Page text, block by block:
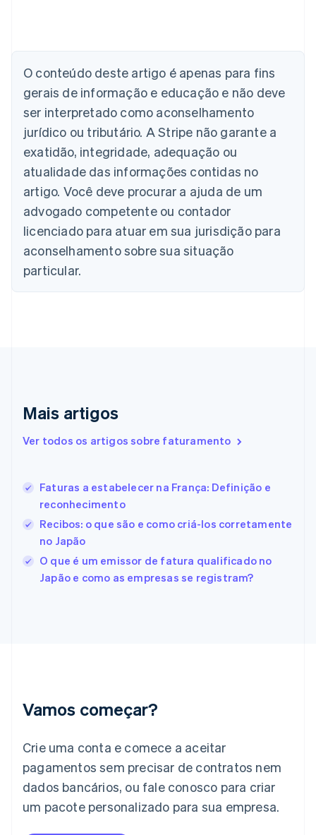
O conteúdo deste artigo é apenas para fins
gerais de informação e educação e não deve
ser interpretado como aconselhamento
jurídico ou tributário. A Stripe não garante a
exatidão, integridade, adequação ou
atualidade das informações contidas no
artigo. Você deve procurar a ajuda de um
advogado competente ou contador
licenciado para atuar em sua jurisdição para
aconselhamento sobre sua situação
particular.
Mais artigos
Ver todos os artigos sobre faturamento
Faturas a estabelecer na França: Definição e
reconhecimento
Recibos: o que são e como criá-los corretamente
no Japão
O que é um emissor de fatura qualificado no
Japão e como as empresas se registram?
Vamos começar?
Crie uma conta e comece a aceitar
pagamentos sem precisar de contratos nem
dados bancários, ou fale conosco para criar
um pacote personalizado para sua empresa.
Austrália
English
Áustria
DeutschEnglish
Bélgica
Brasil
PortuguêsEnglish
Bulgária
Canadá
EnglishFrançais
China continental
简体中文English
Chipre
English
Croácia
EnglishItaliano
EnglishItaliano
Español English
Estônia
Finlândia
EnglishSvenska
França
Gibraltar
English
Itália
Japão
Letônia
English
Liechtenstein
Deutsch English